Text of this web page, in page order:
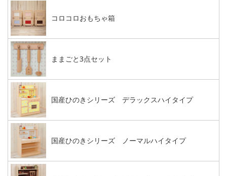
コロコロおもちゃ箱
ままごと3点セット
国産ひのきシリーズ デラックスハイタイプ
国産ひのきシリーズ ノーマルハイタイプ